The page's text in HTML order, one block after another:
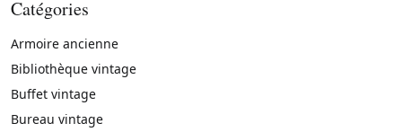
Catégories
Armoire ancienne
Bibliothèque vintage
Buffet vintage
Bureau vintage